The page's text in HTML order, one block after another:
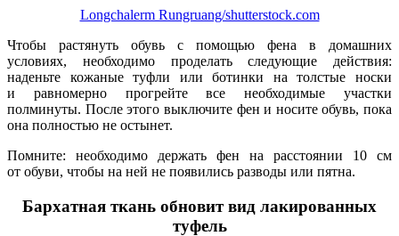
Longchalerm Rungruang/shutterstock.com
Чтобы растянуть обувь с помощью фена в домашних
условиях, необходимо проделать следующие действия:
наденьте кожаные туфли или ботинки на толстые носки
и равномерно прогрейте все необходимые участки
полминуты. После этого выключите фен и носите обувь, пока
она полностью не остынет.
Помните: необходимо держать фен на расстоянии 10 см
от обуви, чтобы на ней не появились разводы или пятна.
Бархатная ткань обновит вид лакированных
туфель